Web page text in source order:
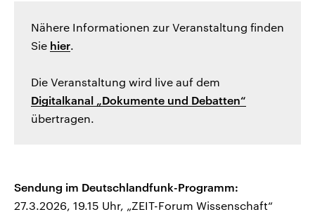
Nähere Informationen zur Veranstaltung finden
Sie hier
Die Veranstaltung wird live auf dem
Digitalkanal „Dokumente und Debatten“
übertragen.
Sendung im Deutschlandfunk-Programm:
27.3.2026, 19.15 Uhr, „ZEIT-Forum Wissenschaft“